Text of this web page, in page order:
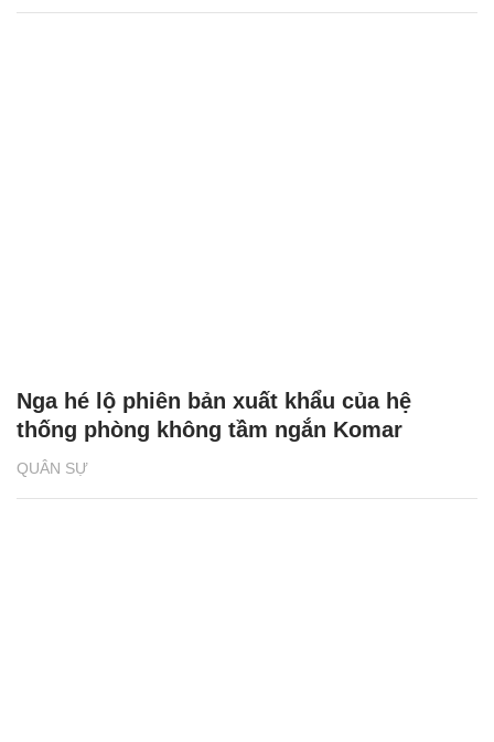
QUÂN SỰ
Nga hé lộ phiên bản xuất khẩu của hệ
thống phòng không tầm ngắn Komar